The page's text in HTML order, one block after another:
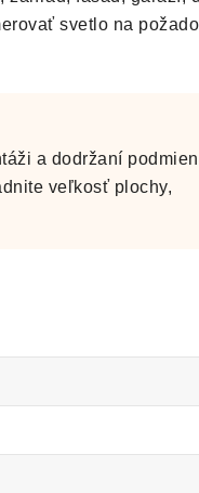
svetlo na
a dodržaní
veľkosť plochy,